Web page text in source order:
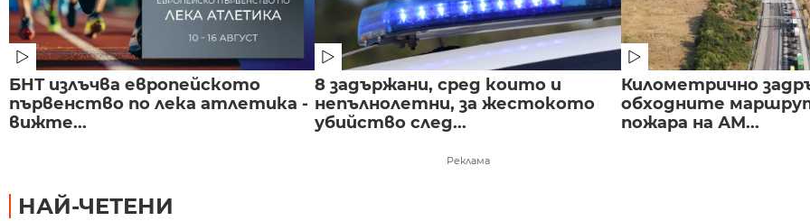
БНТ излъчва европейското
първенство по лека атлетика -
вижте...
8 задържани, сред които и
непълнолетни, за жестокото
убийство след...
Километрично
обходните
пожара на АМ...
Реклама
НАЙ-ЧЕТЕНИ